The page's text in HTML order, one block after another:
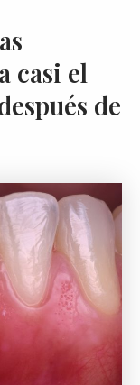
casi el
de